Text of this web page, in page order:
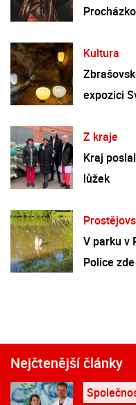
Kultura
expozici
Z kraje
Kraj
lůžek
V parku v
Police
Nejčtenější články